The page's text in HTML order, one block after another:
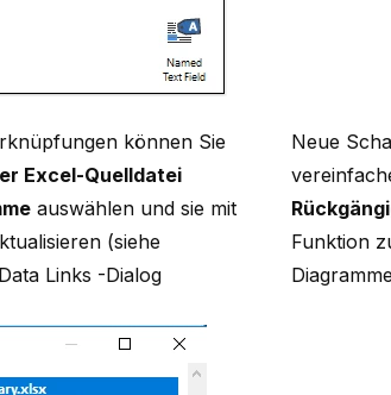
können Sie
Excel-Quelldatei
auswählen und sie mit
(siehe
Links -Dialog
Neue
Funktion